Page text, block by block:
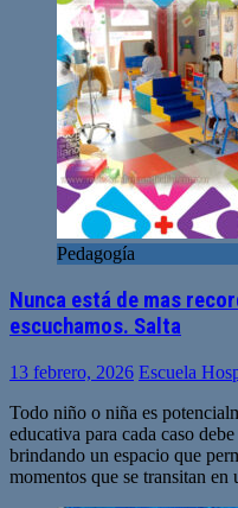
Pedagogía
Nunca está de mas
escuchamos. Salta
13 febrero, 2026 Escuela
Todo niño o niña es
educativa para cada caso
brindando un espacio que
momentos que se transitan en